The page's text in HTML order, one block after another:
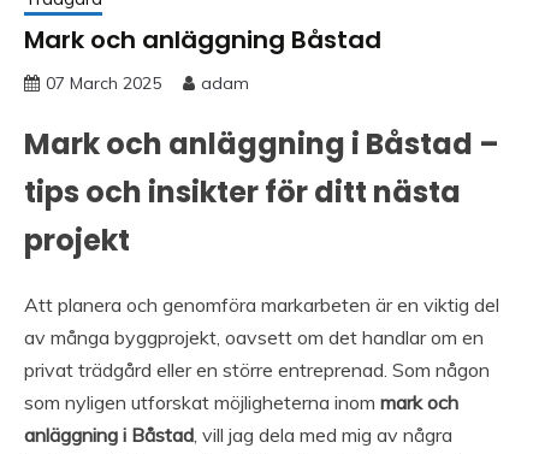
Mark och anläggning Båstad
07 March 2025 adam
Mark och anläggning i Båstad –
tips och insikter för ditt nästa
projekt
Att planera och genomföra markarbeten är en viktig del
av många byggprojekt, oavsett om det handlar om en
privat trädgård eller en större entreprenad. Som någon
som nyligen utforskat möjligheterna inom mark och
anläggning i Båstad, vill jag dela med mig av några